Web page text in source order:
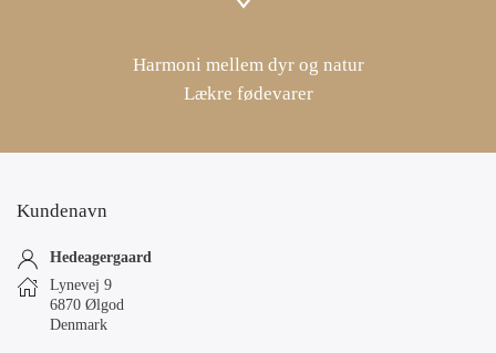
Harmoni mellem dyr og natur
Lækre fødevarer
Kundenavn
Hedeagergaard
Lynevej 9
6870 Ølgod
Denmark